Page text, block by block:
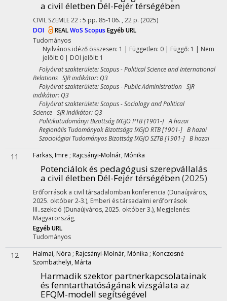
a civil életben Dél-Fejér térségében
CIVIL SZEMLE22 : 5 pp. 85-106. , 22 p. (2025)
DOI
REALWoS Scopus Egyéb URL
Tudományos
Nyilvános idéző összesen: 1 | Független: 0 | Függő: 1 | Nem
jelölt: 0 | DOI jelölt: 1
Folyóirat szakterülete: Scopus - Political Science and International
Relations SJR indikátor: Q3
Folyóirat szakterülete: Scopus - Public Administration SJR
indikátor: Q3
Folyóirat szakterülete: Scopus - Sociology and Political
Science SJR indikátor: Q3
Politikatudományi Bizottság IXGJO PTB [1901-] A hazai
Regionális Tudományok Bizottsága IXGJO RTB [1901-] B hazai
Szociológiai Tudományos Bizottság IXGJO SZTB [1901-] B hazai
11 Farkas, Imre ; Rajcsányi-Molnár, Mónika
Potenciálok és pedagógusi szerepvállalás
a civil életben Dél-Fejér térségében(2025)
Erőforrások a civil társadalomban konferencia (Dunaújváros,
2025. október 2-3.), Emberi és társadalmi erőforrások
III..szekció (Dunaújváros, 2025. október 3.), Megjelenés:
Magyarország,
Egyéb URL
Tudományos
12 Halmai, Nóra ; Rajcsányi-Molnár, Mónika ; Konczosné
Szombathelyi, Márta
Harmadik szektor partnerkapcsolatainak
és fenntarthatóságának vizsgálata az
EFQM-modell segítségével